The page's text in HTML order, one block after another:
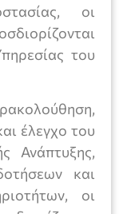
οι
του
έλεγχο του
Ανάπτυξης,
και
οι